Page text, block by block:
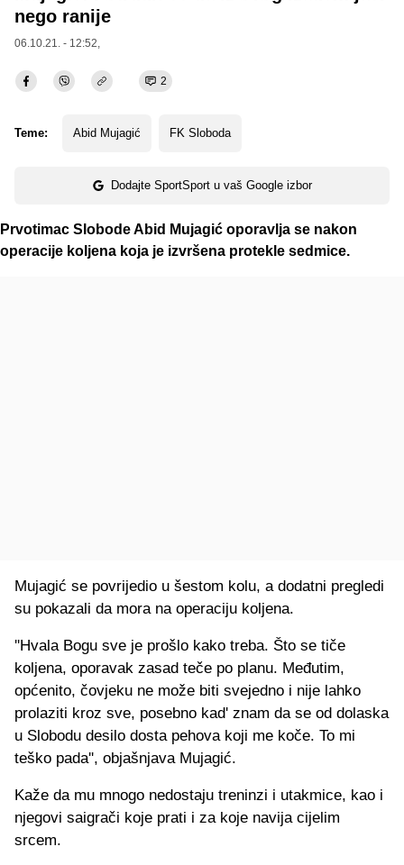
nego ranije
06.10.21. - 12:52,
2
Teme: Abid Mujagić FK Sloboda
Dodajte SportSport u vaš Google izbor
Prvotimac Slobode Abid Mujagić oporavlja se nakon
operacije koljena koja je izvršena protekle sedmice.
Mujagić se povrijedio u šestom kolu, a dodatni pregledi
su pokazali da mora na operaciju koljena.
''Hvala Bogu sve je prošlo kako treba. Što se tiče
koljena, oporavak zasad teče po planu. Međutim,
općenito, čovjeku ne može biti svejedno i nije lahko
prolaziti kroz sve, posebno kad' znam da se od dolaska
u Slobodu desilo dosta pehova koji me koče. To mi
teško pada'', objašnjava Mujagić.
Kaže da mu mnogo nedostaju treninzi i utakmice, kao i
njegovi saigrači koje prati i za koje navija cijelim
srcem.